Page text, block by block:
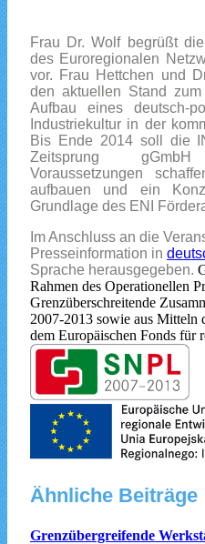
Frau Dr. Wolf begrüßt
des Euroregionalen
vor. Frau Hettchen und
den aktuellen Stand
Aufbau eines deutsch-
Industriekultur in der
Bis Ende 2014 soll die
Zeitsprung
Voraussetzungen
aufbauen und ein
Grundlage des ENI
Im Anschluss an die
Presseinformation in
Sprache herausgegeben.
Rahmen des Operationellen
Grenzüberschreitende
2007-2013 sowie aus Mitteln
dem Europäischen Fonds für
Ähnliche Beiträge
Grenzübergreifende